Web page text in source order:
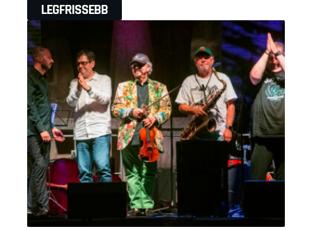
LEGFRISSEBB